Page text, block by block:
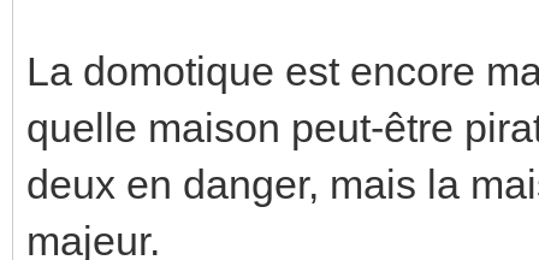
La domotique est encore
quelle maison peut-être
deux en danger, mais la
majeur.